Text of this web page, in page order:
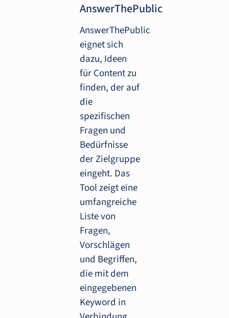
AnswerThePublic
AnswerThePublic
eignet sich
dazu, Ideen
für Content zu
finden, der auf
die
spezifischen
Fragen und
Bedürfnisse
der Zielgruppe
eingeht. Das
Tool zeigt eine
umfangreiche
Liste von
Fragen,
Vorschlägen
und Begriffen,
die mit dem
eingegebenen
Keyword in